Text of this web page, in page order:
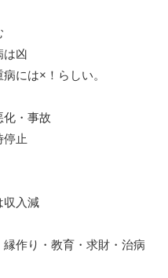
は凶
には×！らしい。
化・事故
停止
収入減
作り・教育・求財・治病